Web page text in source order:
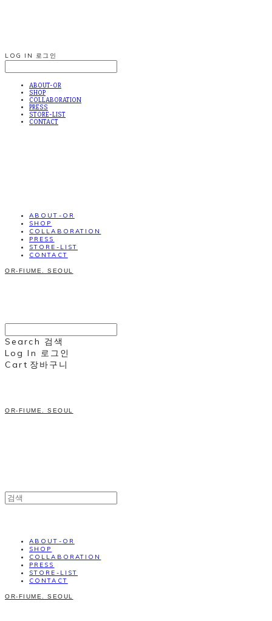
LOG IN 로그인
ABOUT-OR
SHOP
COLLABORATION
PRESS
STORE-LIST
CONTACT
ABOUT-OR
SHOP
COLLABORATION
PRESS
STORE-LIST
CONTACT
OR-FIUME. SEOUL
Search 검색
Log In 로그인
Cart 장바구니
OR-FIUME. SEOUL
ABOUT-OR
SHOP
COLLABORATION
PRESS
STORE-LIST
CONTACT
OR-FIUME. SEOUL